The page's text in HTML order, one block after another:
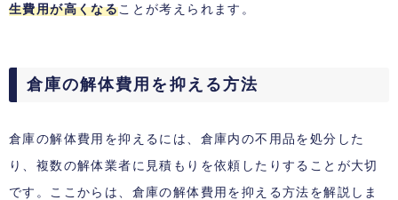
生費用が高くなることが考えられます。
倉庫の解体費用を抑える方法
倉庫の解体費用を抑えるには、倉庫内の不用品を処分した
り、複数の解体業者に見積もりを依頼したりすることが大切
です。ここからは、倉庫の解体費用を抑える方法を解説しま